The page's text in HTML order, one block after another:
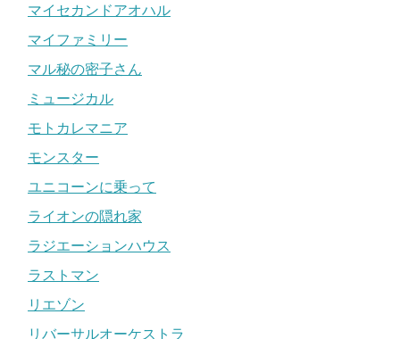
マイセカンドアオハル
マイファミリー
マル秘の密子さん
ミュージカル
モトカレマニア
モンスター
ユニコーンに乗って
ライオンの隠れ家
ラジエーションハウス
ラストマン
リエゾン
リバーサルオーケストラ